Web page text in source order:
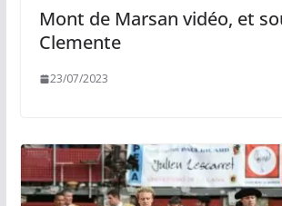
Mont de Marsan vidéo, et
Clemente
23/07/2023